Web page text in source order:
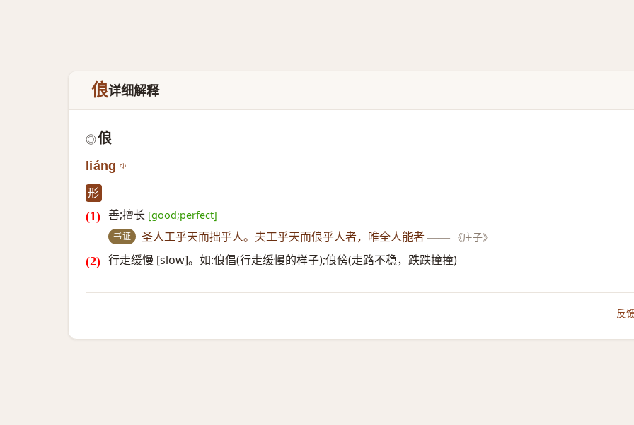
俍详细解释
◎俍
liáng
形
善;擅长 [good;perfect]
书证 圣人工乎天而拙乎人。夫工乎天而俍乎人者，唯全人能者 —— 《庄子》
行走缓慢 [slow]。如:俍倡(行走缓慢的样子);俍傍(走路不稳，跌跌撞撞)
反